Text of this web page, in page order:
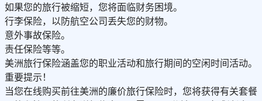
如果您的旅行被缩短，您将面临财务困境。
行李保险，以防航空公司丢失您的财物。
意外事故保险。
责任保险等等。
美洲旅行保险涵盖您的职业活动和旅行期间的空闲时间活动。
重要提示！
当您在线购买前往美洲的廉价旅行保险时，您将获得有关套餐